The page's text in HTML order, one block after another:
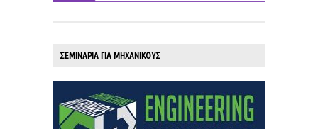
ΣΕΜΙΝΑΡΙΑ ΓΙΑ ΜΗΧΑΝΙΚΟΥΣ